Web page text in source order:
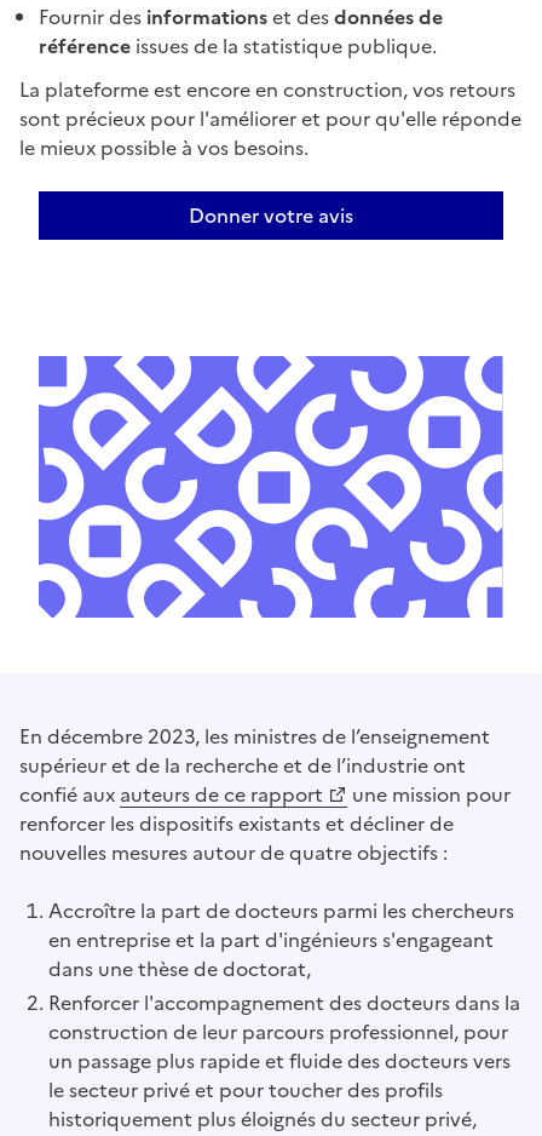
Fournir des informationset desdonnées de
référence issues de la statistique publique.
La plateforme est encore en construction, vos retours
sont précieux pour l'améliorer et pour qu'elle réponde
le mieux possible à vos besoins.
Donner votre avis
En décembre 2023, les ministres de l’enseignement
supérieur et de la recherche et de l’industrie ont
confié aux
(Ouvre une nouvelle fenêtre)
auteurs de ce rapport
une mission pour
renforcer les dispositifs existants et décliner de
nouvelles mesures autour de quatre objectifs :
Accroître la part de docteurs parmi les chercheurs
en entreprise et la part d'ingénieurs s'engageant
dans une thèse de doctorat,
Renforcer l'accompagnement des docteurs dans la
construction de leur parcours professionnel, pour
un passage plus rapide et fluide des docteurs vers
le secteur privé et pour toucher des profils
historiquement plus éloignés du secteur privé,